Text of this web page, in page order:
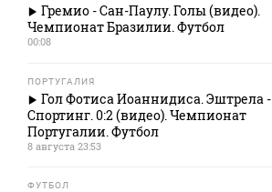
Гремио - Сан-Паулу. Голы (видео).
Чемпионат Бразилии. Футбол
00:08
ПОРТУГАЛИЯ
Гол Фотиса Иоаннидиса. Эштрела -
Спортинг. 0:2 (видео). Чемпионат
Португалии. Футбол
8 августа 23:53
ФУТБОЛ